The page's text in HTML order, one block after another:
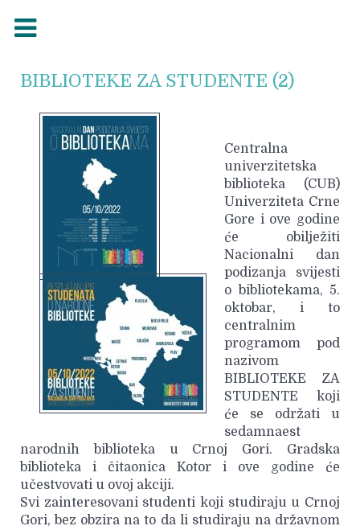
BIBLIOTEKE ZA STUDENTE (2)
Centralna
univerzitetska
biblioteka (CUB)
Univerziteta Crne
Gore i ove godine
će obilježiti
Nacionalni dan
podizanja svijesti
o bibliotekama, 5.
oktobar, i to
centralnim
programom pod
nazivom
BIBLIOTEKE ZA
STUDENTE koji
će se održati u
sedamnaest
narodnih biblioteka u Crnoj Gori. Gradska
biblioteka i čitaonica Kotor i ove godine će
učestvovati u ovoj akciji.
Svi zainteresovani studenti koji studiraju u Crnoj
Gori, bez obzira na to da li studiraju na državnom